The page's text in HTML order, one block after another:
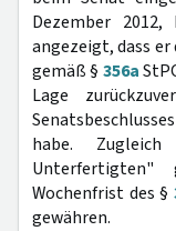
Dezember
angezeigt, dass
gemäß § 356a
Lage
habe.
Unterfertigten"
Wochenfrist des §
gewähren.